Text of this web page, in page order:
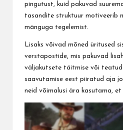
pingutust, kuid pakuvad
tasandite struktuur motiveerib
mänguga tegelemist.
Lisaks võivad mõned üritused
verstapostide, mis pakuvad
väljakutsete täitmise või
saavutamise eest piiratud aja
neid võimalusi ära kasutama, et